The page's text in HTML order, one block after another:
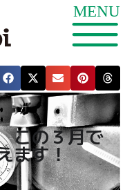
この３月で
ます！